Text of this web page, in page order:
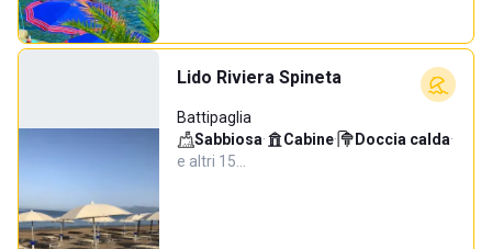
Lido Riviera Spineta
Battipaglia
Sabbiosa· Cabine· Doccia calda·
e altri 15…